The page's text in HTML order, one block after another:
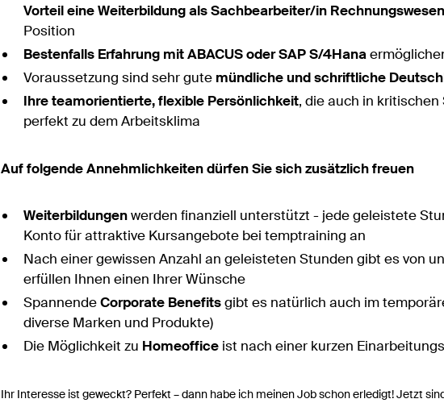
Vorteil eine Weiterbildung als Sachbearbeiter/in Rechnungswesen
Position
Bestenfalls Erfahrung mit ABACUS oder SAP S/4Hana
Voraussetzung sind sehr gute mündliche und schriftliche
Ihre teamorientierte, flexible Persönlichkeit, die auch in
perfekt zu dem Arbeitsklima
Auf folgende Annehmlichkeiten dürfen Sie sich zusätzlich freuen
Weiterbildungenwerden finanziell unterstützt - jede geleistete
Konto für attraktive Kursangebote bei temptraining an
Nach einer gewissen Anzahl an geleisteten Stunden gibt es von
erfüllen Ihnen einen Ihrer Wünsche
SpannendeCorporate Benefitsgibt es natürlich auch im
diverse Marken und Produkte)
Die Möglichkeit zu Homeoffice ist nach einer kurzen
Ihr Interesse ist geweckt? Perfekt – dann habe ich meinen Job schon erledigt! Jetzt